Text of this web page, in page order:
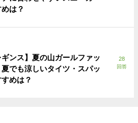
は？
ギンス】夏の山ガールファッ
でも涼しいタイツ・スパッ
めは？
28
回答